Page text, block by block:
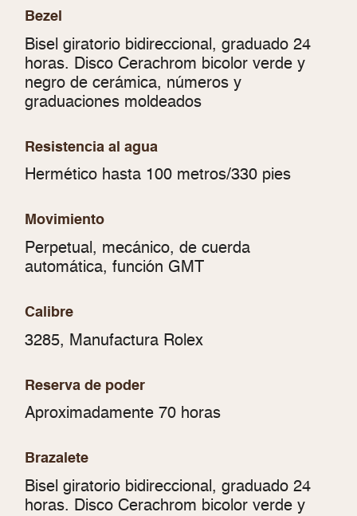
Bezel
Bisel giratorio bidireccional, graduado 24
horas. Disco Cerachrom bicolor verde y
negro de cerámica, números y
graduaciones moldeados
Resistencia al agua
Hermético hasta 100 metros/330 pies
Movimiento
Perpetual, mecánico, de cuerda
automática, función GMT
Calibre
3285, Manufactura Rolex
Reserva de poder
Aproximadamente 70 horas
Brazalete
Bisel giratorio bidireccional, graduado 24
horas. Disco Cerachrom bicolor verde y